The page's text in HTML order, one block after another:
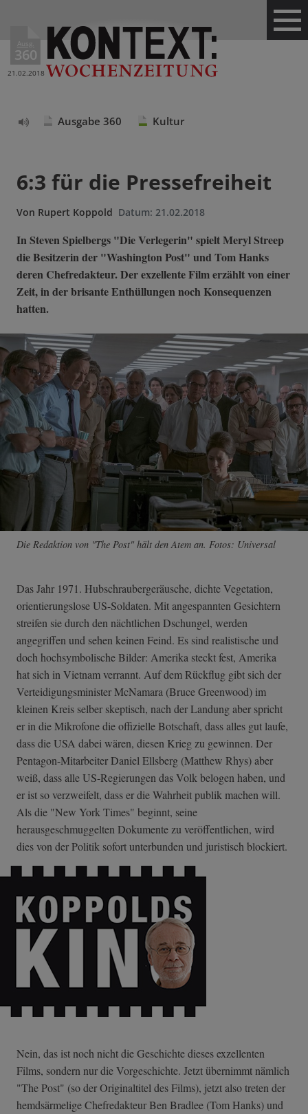
Ausg.
360
21.02.2018
Ausgabe 360 Kultur
6:3 für die Pressefreiheit
Von Rupert Koppold Datum: 21.02.2018
In Steven Spielbergs "Die Verlegerin" spielt Meryl Streep
die Besitzerin der "Washington Post" und Tom Hanks
deren Chefredakteur. Der exzellente Film erzählt von einer
Zeit, in der brisante Enthüllungen noch Konsequenzen
hatten.
Die Redaktion von "The Post" hält den Atem an. Fotos: Universal
Das Jahr 1971. Hubschraubergeräusche, dichte Vegetation,
orientierungslose US-Soldaten. Mit angespannten Gesichtern
streifen sie durch den nächtlichen Dschungel, werden
angegriffen und sehen keinen Feind. Es sind realistische und
doch hochsymbolische Bilder: Amerika steckt fest, Amerika
hat sich in Vietnam verrannt. Auf dem Rückflug gibt sich der
Verteidigungsminister McNamara (Bruce Greenwood) im
kleinen Kreis selber skeptisch, nach der Landung aber spricht
er in die Mikrofone die offizielle Botschaft, dass alles gut laufe,
dass die USA dabei wären, diesen Krieg zu gewinnen. Der
Pentagon-Mitarbeiter Daniel Ellsberg (Matthew Rhys) aber
weiß, dass alle US-Regierungen das Volk belogen haben, und
er ist so verzweifelt, dass er die Wahrheit publik machen will.
Als die "New York Times" beginnt, seine
herausgeschmuggelten Dokumente zu veröffentlichen, wird
dies von der Politik sofort unterbunden und juristisch blockiert.
Nein, das ist noch nicht die Geschichte dieses exzellenten
Films, sondern nur die Vorgeschichte. Jetzt übernimmt nämlich
"The Post" (so der Originaltitel des Films), jetzt also treten der
hemdsärmelige Chefredakteur Ben Bradlee (Tom Hanks) und